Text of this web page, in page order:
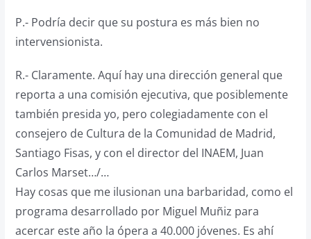
P.- Podría decir que su postura es más bien no
intervensionista.
R.- Claramente. Aquí hay una dirección general que
reporta a una comisión ejecutiva, que posiblemente
también presida yo, pero colegiadamente con el
consejero de Cultura de la Comunidad de Madrid,
Santiago Fisas, y con el director del INAEM, Juan
Carlos Marset…/…
Hay cosas que me ilusionan una barbaridad, como el
programa desarrollado por Miguel Muñiz para
acercar este año la ópera a 40.000 jóvenes. Es ahí